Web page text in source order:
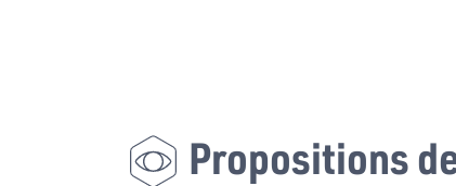
Propositions